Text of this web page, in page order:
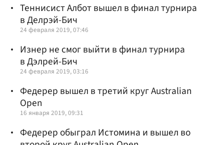
Теннисист Албот вышел в финал турнира
в Делрэй-Бич
24 февраля 2019, 07:46
Изнер не смог выйти в финал турнира
в Дэлрей-Бич
24 февраля 2019, 03:16
Федерер вышел в третий круг Australian
Open
16 января 2019, 09:31
Федерер обыграл Истомина и вышел во